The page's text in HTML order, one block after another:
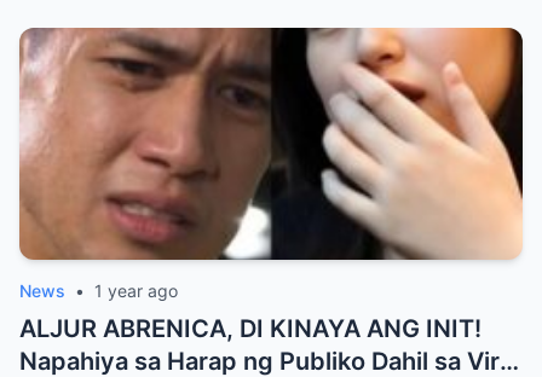
Pagpapatawad, Isiniwalat na!
News • 1 year ago
ALJUR ABRENICA, DI KINAYA ANG INIT!
Napahiya sa Harap ng Publiko Dahil sa Viral